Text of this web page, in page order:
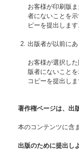
お客様が印刷版
者にないことを
ピーを提出しま
出版者が以前に
お客様が選択し
版者にないこと
コピーを提出し
著作権ページは、出
本のコンテンツに含
出版のために提出し